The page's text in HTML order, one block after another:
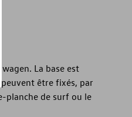
La base est
être fixés, par
planche de surf ou le